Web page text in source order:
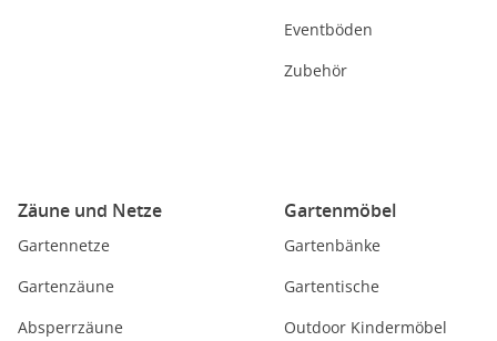
Eventböden
Zubehör
Zäune und Netze
Gartennetze
Gartenzäune
Absperrzäune
Gartenmöbel
Gartenbänke
Gartentische
Outdoor Kindermöbel